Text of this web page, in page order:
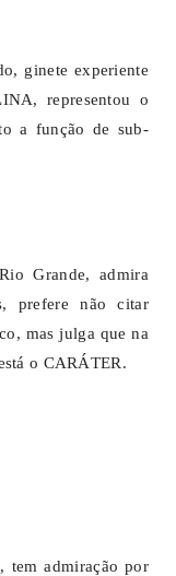
ginete experiente
representou o
a função de sub-
Grande, admira
prefere não citar
mas julga que na
o CARÁTER.
tem admiração por